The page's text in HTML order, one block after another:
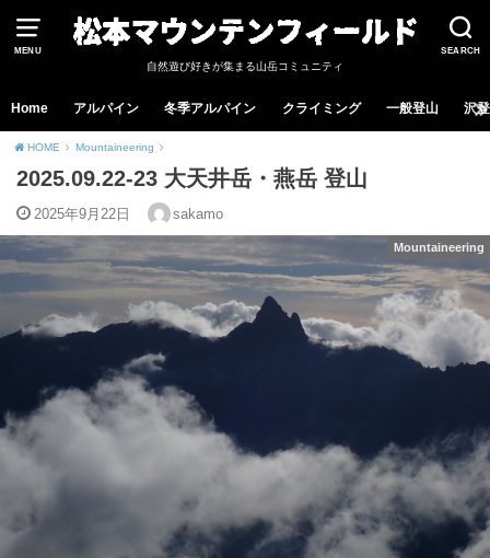
MENU SEARCH
自然遊び好きが集まる山岳コミュニティ
Home アルパイン 冬季アルパイン クライミング 一般登山 沢
HOME Mountaineering
2025.09.22-23 大天井岳・燕岳 登山
2025年9月22日 sakamo
Mountaineering